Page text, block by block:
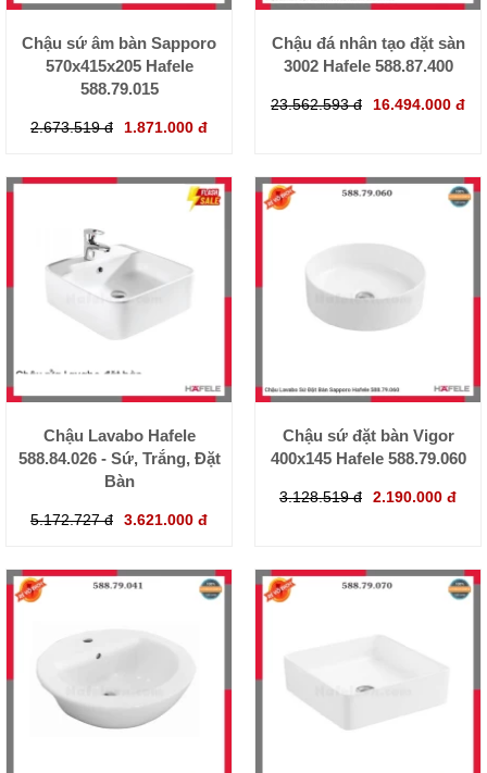
Chậu sứ âm bàn Sapporo
570x415x205 Hafele
588.79.015
2.673.519 đ 1.871.000 đ
Chậu đá nhân tạo đặt sàn
3002 Hafele 588.87.400
23.562.593 đ 16.494.000 đ
Chậu Lavabo Hafele
588.84.026 - Sứ, Trắng, Đặt
Bàn
5.172.727 đ 3.621.000 đ
Chậu sứ đặt bàn Vigor
400x145 Hafele 588.79.060
3.128.519 đ 2.190.000 đ